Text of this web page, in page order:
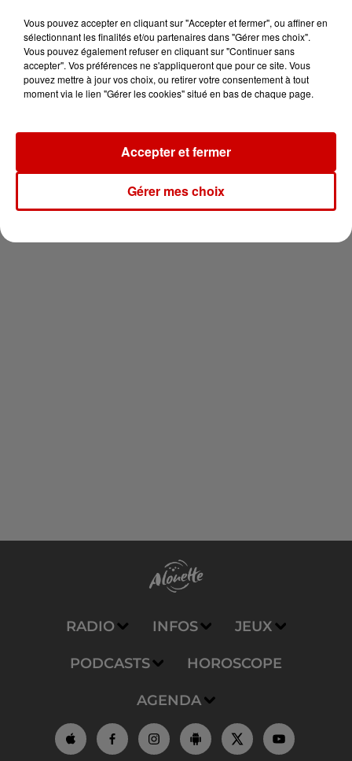
Le Duel - Gagnez votre balade
en jet ski !
Newsletter
RADIO INFOS JEUX
PODCASTS HOROSCOPE
AGENDA
Vous pouvez accepter en cliquant sur "Accepter et fermer", ou affiner en
sélectionnant les finalités et/ou partenaires dans "Gérer mes choix".
Vous pouvez également refuser en cliquant sur "Continuer sans
accepter". Vos préférences ne s'appliqueront que pour ce site. Vous
pouvez mettre à jour vos choix, ou retirer votre consentement à tout
moment via le lien "Gérer les cookies" situé en bas de chaque page.
Gérer mes choix
Accepter et fermer